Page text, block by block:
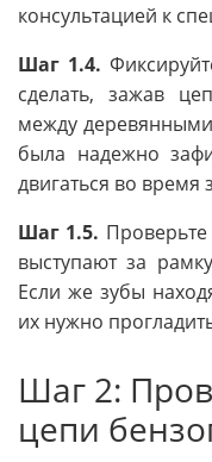
консультацией к
Шаг 1.4.
сделать, зажав
между
была надежно
двигаться во время
Шаг 1.5.
выступают за
Если же зубы
их нужно
Шаг 2:
цепи